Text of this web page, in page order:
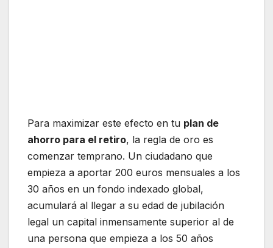
Para maximizar este efecto en tu plan de
ahorro para el retiro, la regla de oro es
comenzar temprano. Un ciudadano que
empieza a aportar 200 euros mensuales a los
30 años en un fondo indexado global,
acumulará al llegar a su edad de jubilación
legal un capital inmensamente superior al de
una persona que empieza a los 50 años